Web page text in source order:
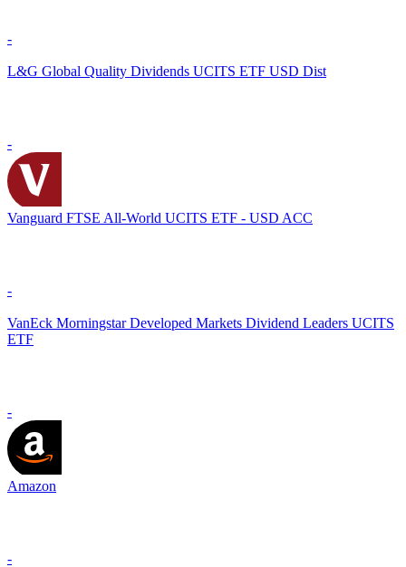
-
L&G Global Quality Dividends UCITS ETF USD Dist
-
Vanguard FTSE All-World UCITS ETF - USD ACC
-
VanEck Morningstar Developed Markets Dividend Leaders UCITS
ETF
-
Amazon
-